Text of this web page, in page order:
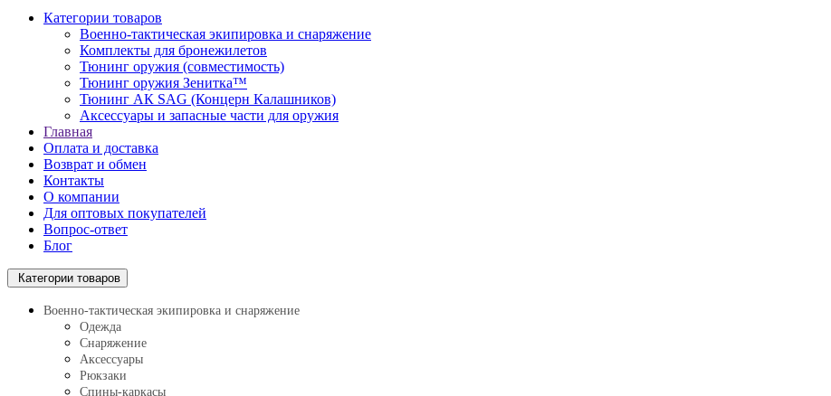
Категории товаров
Военно-тактическая экипировка и снаряжение
Комплекты для бронежилетов
Тюнинг оружия (совместимость)
Тюнинг оружия Зенитка™
Тюнинг АК SAG (Концерн Калашников)
Аксессуары и запасные части для оружия
Главная
Оплата и доставка
Возврат и обмен
Контакты
О компании
Для оптовых покупателей
Вопрос-ответ
Блог
Категории товаров
Военно-тактическая экипировка и снаряжение
Одежда
Снаряжение
Аксессуары
Рюкзаки
Спины-каркасы